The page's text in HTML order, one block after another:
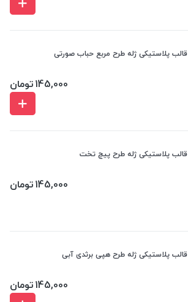
قالب پلاستیکی ژله طرح مربع حباب صورتی
145,000تومان
قالب پلاستیکی ژله طرح پیچ تخت
145,000تومان
قالب پلاستیکی ژله طرح هپی برثدی آبی
145,000تومان